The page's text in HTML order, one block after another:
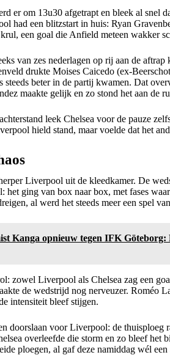
er om 13u30 afgetrapt en bleek al snel
had een blitzstart in huis: Ryan
een goal die Anfield meteen wakker
van zes nederlagen op rij aan de
drukte Moises Caicedo (ex-
steeds beter in de partij kwamen. Dat
maakte gelijk en zo stond het aan de
leek Chelsea voor de pauze
hield stand, maar voelde dat het
Liverpool uit de kleedkamer. De
het ging van box naar box, met fases
al werd het steeds meer een spel
Kanga opnieuw tegen IFK Göteborg:
zowel Liverpool als Chelsea zag een
de wedstrijd nog nerveuzer. Roméo
intensiteit bleef stijgen.
doorslaan voor Liverpool: de thuisploeg
overleefde die storm en zo bleef het
ploegen, al gaf deze namiddag wél